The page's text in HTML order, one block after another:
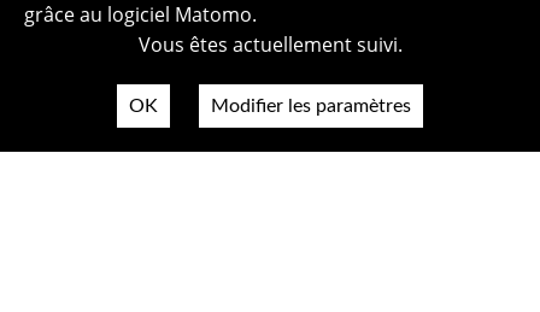
grâce au logiciel Matomo.
Vous êtes actuellement suivi.
OK Modifier les paramètres